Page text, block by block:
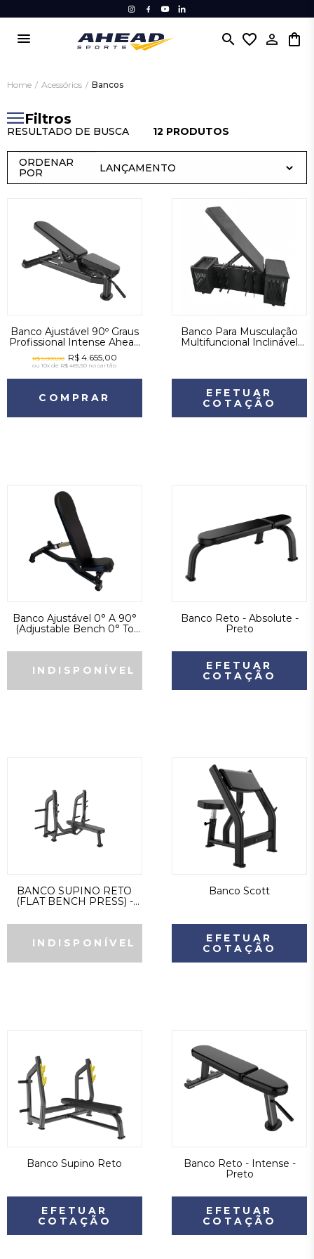
menu search favorite_border
Home / Acessórios / Bancos
RESULTADO DE BUSCA 12 PRODUTOS
Filtros
Banco Ajustável 90º Graus
Profissional Intense Ahead
Sports
R$ 5.800,00 R$ 4.655,00
ou10x de R$ 465,50 no cartão
COMPRAR
Banco Para Musculação
Multifuncional Inclinável
EFETUAR
COTAÇÃO
Banco Ajustável 0° A 90°
(Adjustable Bench 0° To
Banco Reto - Absolute -
Preto
EFETUAR
COTAÇÃO
BANCO SUPINO RETO
(FLAT BENCH PRESS) -
Banco Scott
EFETUAR
COTAÇÃO
Banco Supino Reto
EFETUAR
COTAÇÃO
Banco Reto - Intense -
Preto
EFETUAR
COTAÇÃO